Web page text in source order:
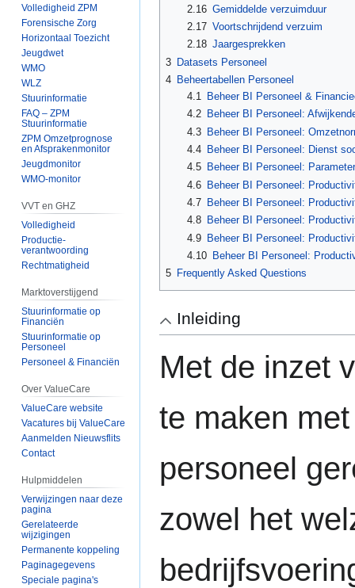
2.16 Gemiddelde verzuimduur
2.17 Voortschrijdend verzuim
2.18 Jaargesprekken
3 Datasets Personeel
4 Beheertabellen Personeel
4.1
Beheer BI Personeel &
4.2
Beheer BI Personeel:
4.3 Beheer BI Personeel:
4.4
Beheer BI Personeel: Dienst
4.5
Beheer BI Personeel:
4.6 Beheer BI Personeel:
4.7
Beheer BI Personeel:
4.8
Beheer BI Personeel:
4.9 Beheer BI Personeel:
4.10
Beheer BI Personeel:
5 Frequently Asked Questions
Inleiding
Met de inzet
te maken
personeel
zowel het
Volledigheid ZPM
Forensische Zorg
Horizontaal Toezicht
Jeugdwet
WMO
WLZ
Stuurinformatie
FAQ – ZPM
Stuurinformatie
ZPM Omzetprognose
en Afsprakenmonitor
Jeugdmonitor
WMO-monitor
VVT en GHZ
Volledigheid
Productie-
verantwoording
Rechtmatigheid
Marktoverstijgend
Stuurinformatie op
Financiën
Stuurinformatie op
Personeel
Personeel & Financiën
Over ValueCare
ValueCare website
Vacatures bij ValueCare
Aanmelden Nieuwsflits
Contact
Hulpmiddelen
Verwijzingen naar deze
pagina
Gerelateerde
wijzigingen
Permanente koppeling
Paginagegevens
Speciale pagina's